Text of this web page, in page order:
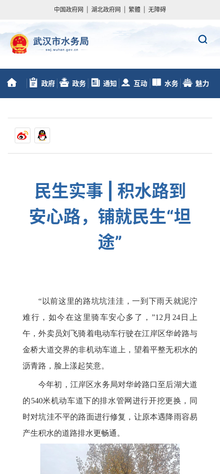
中国政府网 湖北政府网 繁體 无障碍
政府 政务 通知 互动 水务 魅力
民生实事 | 积水路到
安心路，铺就民生“坦
途”
“以前这里的路坑坑洼洼，一到下雨天就泥泞
难行，如今在这里骑车安心多了，”12月24日上
午，外卖员刘飞骑着电动车行驶在江岸区华岭路与
金桥大道交界的非机动车道上，望着平整无积水的
沥青路，脸上漾起笑意。
今年初，江岸区水务局对华岭路口至后湖大道
的540米机动车道下的排水管网进行开挖更换，同
时对坑洼不平的路面进行修复，让原本遇降雨容易
产生积水的道路排水更畅通。